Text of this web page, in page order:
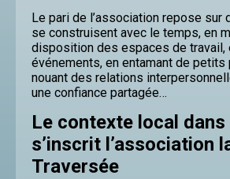
Le pari de l’association repose sur
se construisent avec le temps, en
disposition des espaces de travail,
événements, en entamant de petits
nouant des relations
une confiance partagée…
Le contexte local dans
s’inscrit l’association
Traversée